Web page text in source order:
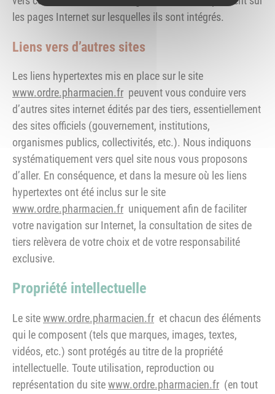
les pages Internet sur lesquelles ils sont intégrés.
Liens vers d’autres sites
Les liens hypertextes mis en place sur le site
www.ordre.pharmacien.fr peuvent vous conduire vers
d’autres sites internet édités par des tiers, essentiellement
des sites officiels (gouvernement, institutions,
organismes publics, collectivités, etc.). Nous indiquons
systématiquement vers quel site nous vous proposons
d’aller. En conséquence, et dans la mesure où les liens
hypertextes ont été inclus sur le site
www.ordre.pharmacien.fr uniquement afin de faciliter
votre navigation sur Internet, la consultation de sites de
tiers relèvera de votre choix et de votre responsabilité
exclusive.
Propriété intellectuelle
Le sitewww.ordre.pharmacien.fr et chacun des éléments
qui le composent (tels que marques, images, textes,
vidéos, etc.) sont protégés au titre de la propriété
intellectuelle. Toute utilisation, reproduction ou
représentation du sitewww.ordre.pharmacien.fr (en tout